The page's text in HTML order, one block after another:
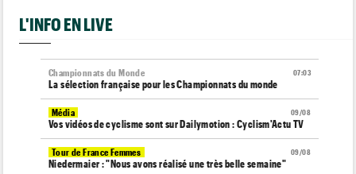
L'INFO EN LIVE
07:03
Championnats du Monde
La sélection française pour les Championnats du monde
09/08
Média
Vos vidéos de cyclisme sont sur Dailymotion : Cyclism'Actu TV
09/08
Tour de France Femmes
Niedermaier : "Nous avons réalisé une très belle semaine"